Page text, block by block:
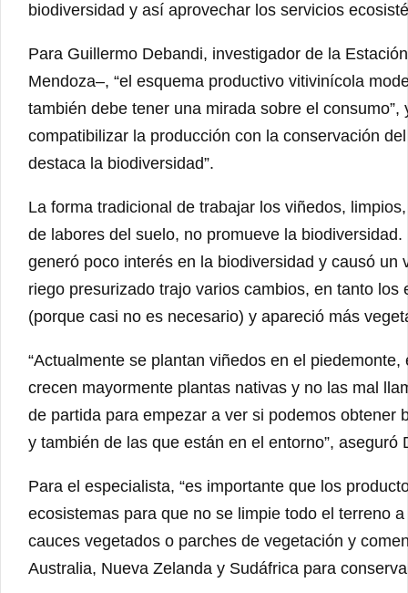
biodiversidad y así aprovechar los servicios
Para Guillermo Debandi, investigador de la
Mendoza–, “el esquema productivo vitivinícola
también debe tener una mirada sobre el
compatibilizar la producción con la conservación
destaca la biodiversidad”.
La forma tradicional de trabajar los viñedos,
de labores del suelo, no promueve la
generó poco interés en la biodiversidad y causó
riego presurizado trajo varios cambios, en tanto
(porque casi no es necesario) y apareció más
“Actualmente se plantan viñedos en el
crecen mayormente plantas nativas y no las mal
de partida para empezar a ver si podemos
y también de las que están en el entorno”, aseguró
Para el especialista, “es importante que los
ecosistemas para que no se limpie todo el terreno
cauces vegetados o parches de vegetación y
Australia, Nueva Zelanda y Sudáfrica para